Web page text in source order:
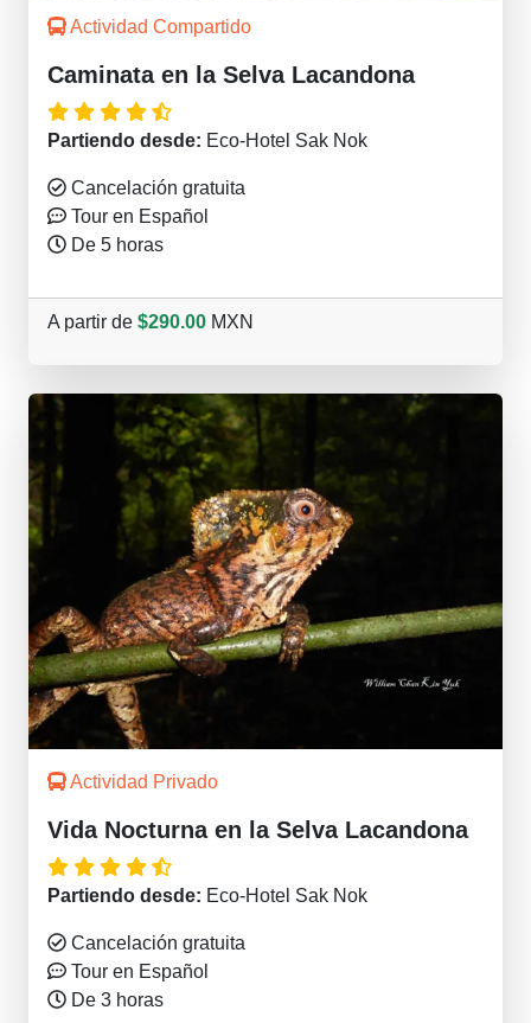
Actividad Compartido
Caminata en la Selva Lacandona
Partiendo desde: Eco-Hotel Sak Nok
Cancelación gratuita
Tour en Español
De 5 horas
A partir de $290.00 MXN
Actividad Privado
Vida Nocturna en la Selva Lacandona
Partiendo desde: Eco-Hotel Sak Nok
Cancelación gratuita
Tour en Español
De 3 horas